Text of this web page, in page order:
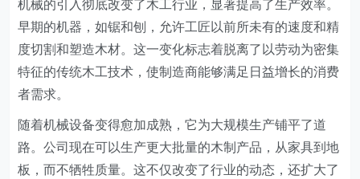
机械的引入彻底改变了木工行业，显著提高了生产效率。
早期的机器，如锯和刨，允许工匠以前所未有的速度和精
度切割和塑造木材。这一变化标志着脱离了以劳动为密集
特征的传统木工技术，使制造商能够满足日益增长的消费
者需求。
随着机械设备变得愈加成熟，它为大规模生产铺平了道
路。公司现在可以生产更大批量的木制产品，从家具到地
板，而不牺牲质量。这不仅改变了行业的动态，还扩大了